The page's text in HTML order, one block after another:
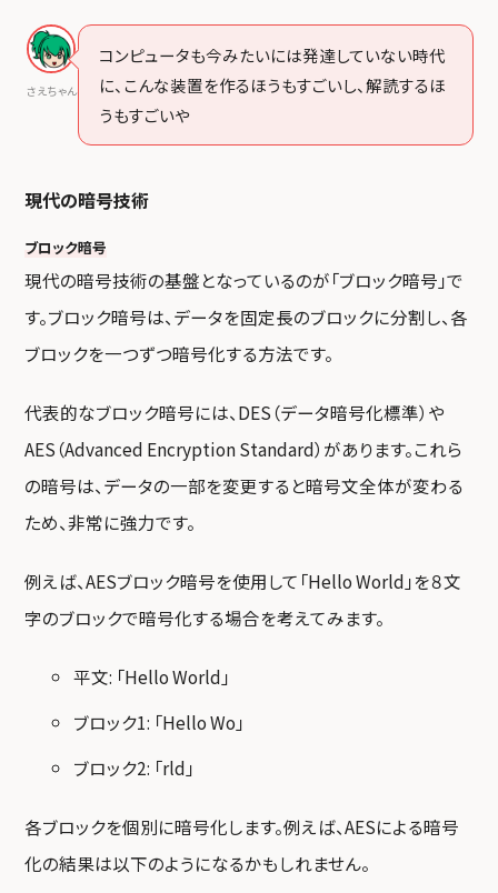
さえちゃん
コンピュータも今みたいには発達していない時代
に、こんな装置を作るほうもすごいし、解読するほ
うもすごいや
現代の暗号技術
ブロック暗号
現代の暗号技術の基盤となっているのが「ブロック暗号」で
す。ブロック暗号は、データを固定長のブロックに分割し、各
ブロックを一つずつ暗号化する方法です。
代表的なブロック暗号には、DES（データ暗号化標準）や
AES（Advanced Encryption Standard）があります。これら
の暗号は、データの一部を変更すると暗号文全体が変わる
ため、非常に強力です。
例えば、AESブロック暗号を使用して「Hello World」を８文
字のブロックで暗号化する場合を考えてみます。
平文: 「Hello World」
ブロック1: 「Hello Wo」
ブロック2: 「rld」
各ブロックを個別に暗号化します。例えば、AESによる暗号
化の結果は以下のようになるかもしれません。